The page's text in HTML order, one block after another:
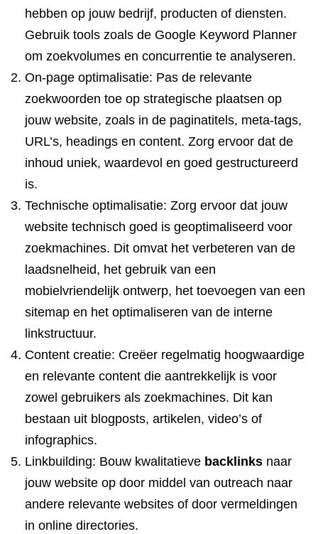
hebben op jouw bedrijf, producten of diensten.
Gebruik tools zoals de Google Keyword Planner
om zoekvolumes en concurrentie te analyseren.
On-page optimalisatie: Pas de relevante
zoekwoorden toe op strategische plaatsen op
jouw website, zoals in de paginatitels, meta-tags,
URL’s, headings en content. Zorg ervoor dat de
inhoud uniek, waardevol en goed gestructureerd
is.
Technische optimalisatie: Zorg ervoor dat jouw
website technisch goed is geoptimaliseerd voor
zoekmachines. Dit omvat het verbeteren van de
laadsnelheid, het gebruik van een
mobielvriendelijk ontwerp, het toevoegen van een
sitemap en het optimaliseren van de interne
linkstructuur.
Content creatie: Creëer regelmatig hoogwaardige
en relevante content die aantrekkelijk is voor
zowel gebruikers als zoekmachines. Dit kan
bestaan uit blogposts, artikelen, video’s of
infographics.
Linkbuilding: Bouw kwalitatieve backlinks naar
jouw website op door middel van outreach naar
andere relevante websites of door vermeldingen
in online directories.